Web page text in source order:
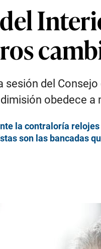
sesión del
obedece
la contraloría
son las bancadas